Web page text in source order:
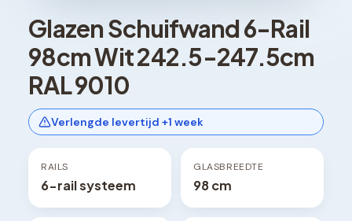
Glazen Schuifwand 6-Rail
98cm Wit 242.5-247.5cm
RAL 9010
Verlengde levertijd +1 week
RAILS
6-rail systeem
GLASBREEDTE
98 cm